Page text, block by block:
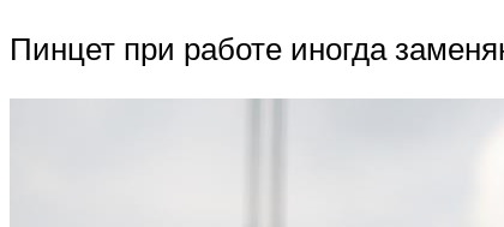
Пинцет при работе иногда